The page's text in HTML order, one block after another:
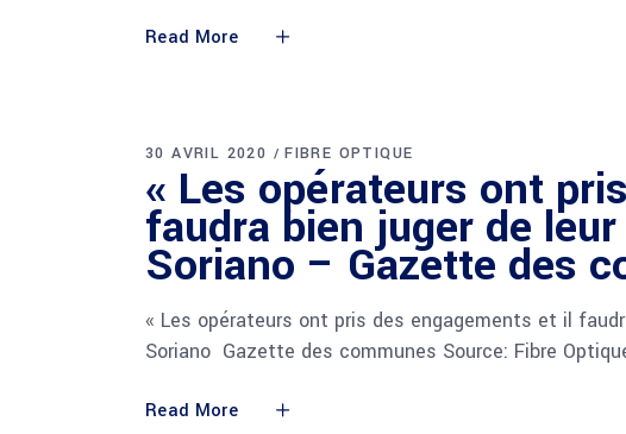
Read More
30 AVRIL 2020 FIBRE OPTIQUE
« Les opérateurs ont
faudra bien juger de
Soriano – Gazette des
« Les opérateurs ont pris des engagements et il
Soriano Gazette des communes Source: Fibre
Read More